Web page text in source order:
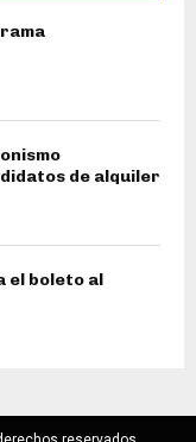
de alquiler
el boleto al